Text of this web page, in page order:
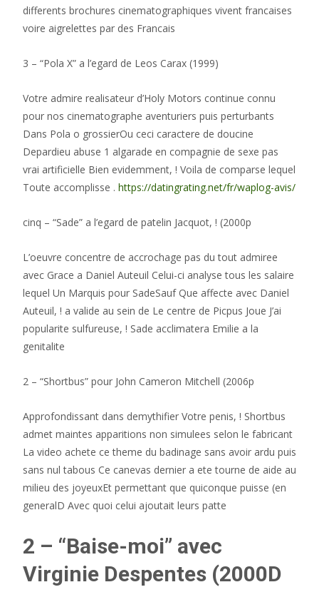
differents brochures cinematographiques vivent francaises
voire aigrelettes par des Francais
3 – “Pola X” a l’egard de Leos Carax (1999)
Votre admire realisateur d’Holy Motors continue connu
pour nos cinematographe aventuriers puis perturbants
Dans Pola o grossierOu ceci caractere de doucine
Depardieu abuse 1 algarade en compagnie de sexe pas
vrai artificielle Bien evidemment, ! Voila de comparse lequel
Toute accomplisse . https://datingrating.net/fr/waplog-avis/
cinq – “Sade” a l’egard de patelin Jacquot, ! (2000p
L’oeuvre concentre de accrochage pas du tout admiree
avec Grace a Daniel Auteuil Celui-ci analyse tous les salaire
lequel Un Marquis pour SadeSauf Que affecte avec Daniel
Auteuil, ! a valide au sein de Le centre de Picpus Joue J’ai
popularite sulfureuse, ! Sade acclimatera Emilie a la
genitalite
2 – “Shortbus” pour John Cameron Mitchell (2006p
Approfondissant dans demythifier Votre penis, ! Shortbus
admet maintes apparitions non simulees selon le fabricant
La video achete ce theme du badinage sans avoir ardu puis
sans nul tabous Ce canevas dernier a ete tourne de aide au
milieu des joyeuxEt permettant que quiconque puisse (en
generalD Avec quoi celui ajoutait leurs patte
2 – “Baise-moi” avec
Virginie Despentes (2000D